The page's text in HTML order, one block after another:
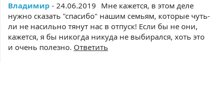
Владимир - 24.06.2019 Мне кажется, в этом деле
нужно сказать "спасибо" нашим семьям, которые чуть-
ли не насильно тянут нас в отпуск! Если бы не они,
кажется, я бы никогда никуда не выбирался, хоть это
и очень полезно. Ответить